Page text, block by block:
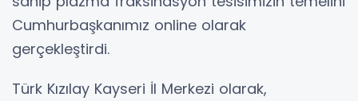
Cumhurbaşkanımız online olarak
gerçekleştirdi.
Türk Kızılay Kayseri İl Merkezi olarak,